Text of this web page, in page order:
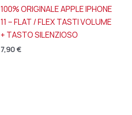
100% ORIGINALE APPLE IPHONE
11 – FLAT / FLEX TASTI VOLUME
+ TASTO SILENZIOSO
7,90€